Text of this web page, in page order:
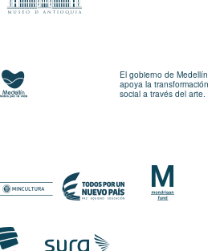
El gobierno de Medellín
apoya la transformación
social a través del arte.